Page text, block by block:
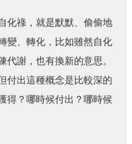
化祿，就是默默、偷偷地
變、轉化，比如雖然自化
謝，也有換新的意思。
付出這種概念是比較深的
得？哪時候付出？哪時候